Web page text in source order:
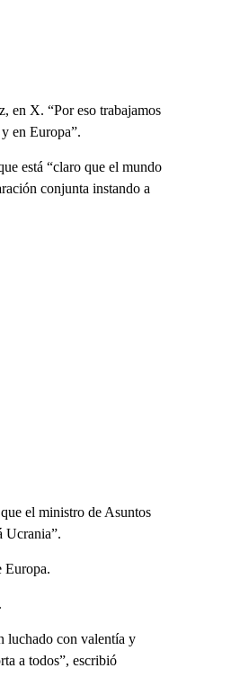
en X. “Por eso trabajamos
en Europa”.
está “claro que el mundo
conjunta instando a
el ministro de Asuntos
Ucrania”.
Europa.
luchado con valentía y
a todos”, escribió